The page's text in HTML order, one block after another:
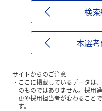
検
本選
サイトからのご注意
ここに掲載しているデータは
のものではありません。採用
更や採用担当者が変わること
す。